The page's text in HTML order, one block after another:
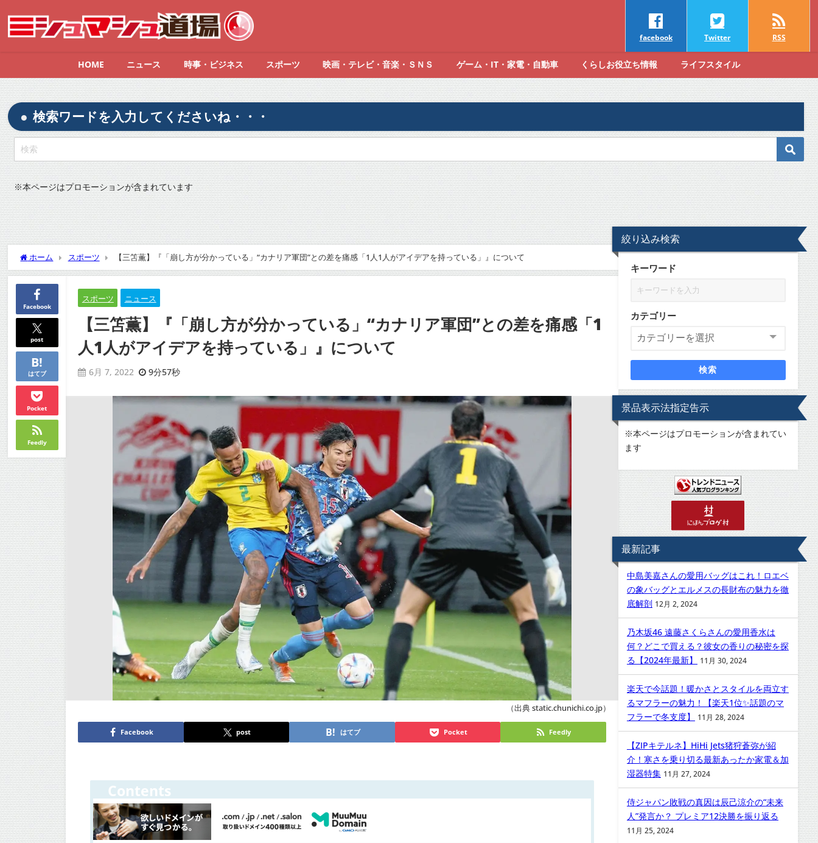
facebook Twitter RSS
HOME ニュース 時事・ビジネス スポーツ 映画・テレビ・音楽・ＳＮＳ ゲーム・IT・家電・自動車 くらしお役立ち情報 ライフスタイル
検索ワードを入力してくださいね・・・
※本ページはプロモーションが含まれています
ホーム スポーツ 【三笘薫】『「崩し方が分かっている」“カナリア軍団”との差を痛感「1人1人がアイデアを持っている」』について
Facebook
post
はてブ
Pocket
Feedly
スポーツ ニュース
【三笘薫】『「崩し方が分かっている」“カナリア軍団”との差を痛感「1
人1人がアイデアを持っている」』について
6月 7, 2022 9分57秒
（出典 static.chunichi.co.jp）
Facebook post はてブ Pocket Feedly
Contents
絞り込み検索
キーワード
カテゴリー
検索
景品表示法指定告示
※本ページはプロモーションが含まれてい
ます
最新記事
中島美嘉さんの愛用バッグはこれ！ロエベ
の象バッグとエルメスの長財布の魅力を徹
底解剖 12月 2, 2024
乃木坂46 遠藤さくらさんの愛用香水は
何？どこで買える？彼女の香りの秘密を探
る【2024年最新】
11月 30, 2024
楽天で今話題！暖かさとスタイルを両立す
るマフラーの魅力！【楽天1位✨話題のマ
フラーで冬支度】
11月 28, 2024
【ZIPキテルネ】HiHi Jets猪狩蒼弥が紹
介！寒さを乗り切る最新あったか家電＆加
湿器特集 11月 27, 2024
侍ジャパン敗戦の真因は辰己涼介の“未来
人”発言か？ プレミア12決勝を振り返る
11月 25, 2024